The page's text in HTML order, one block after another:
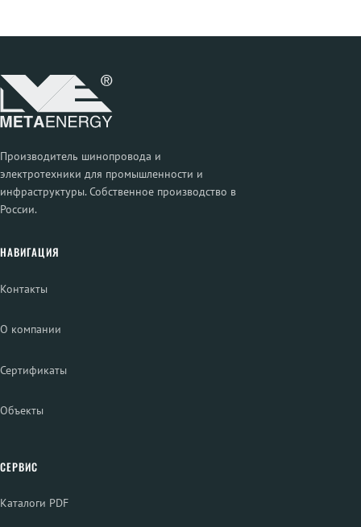
Производитель шинопровода и
электротехники для промышленности и
инфраструктуры. Собственное производство в
России.
НАВИГАЦИЯ
Контакты
О компании
Сертификаты
Объекты
СЕРВИС
Каталоги PDF